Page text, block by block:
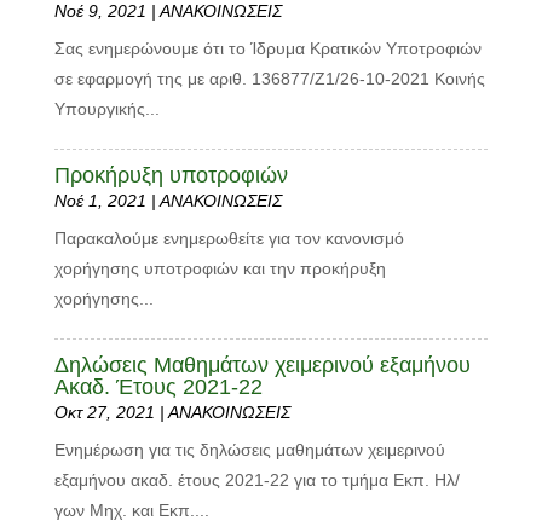
Νοέ 9, 2021 | ΑΝΑΚΟΙΝΩΣΕΙΣ
Σας ενημερώνουμε ότι το Ίδρυμα Κρατικών Υποτροφιών
σε εφαρμογή της με αριθ. 136877/Ζ1/26-10-2021 Κοινής
Υπουργικής...
Προκήρυξη υποτροφιών
Νοέ 1, 2021 | ΑΝΑΚΟΙΝΩΣΕΙΣ
Παρακαλούμε ενημερωθείτε για τον κανονισμό
χορήγησης υποτροφιών και την προκήρυξη
χορήγησης...
Δηλώσεις Μαθημάτων χειμερινού εξαμήνου
Ακαδ. Έτους 2021-22
Οκτ 27, 2021 | ΑΝΑΚΟΙΝΩΣΕΙΣ
Ενημέρωση για τις δηλώσεις μαθημάτων χειμερινού
εξαμήνου ακαδ. έτους 2021-22 για το τμήμα Εκπ. Ηλ/
γων Μηχ. και Εκπ....